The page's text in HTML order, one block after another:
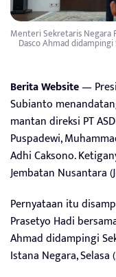
Menteri Sekretaris Negara
Dasco Ahmad
Berita Website—
Subianto
mantan direksi PT
Puspadewi,
Adhi Caksono.
Jembatan Nusantara
Pernyataan itu
Prasetyo Hadi
Ahmad didampingi
Istana Negara, Selasa